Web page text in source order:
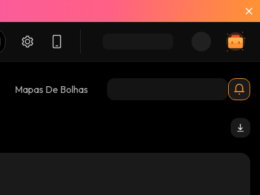
Mapas De Bolhas